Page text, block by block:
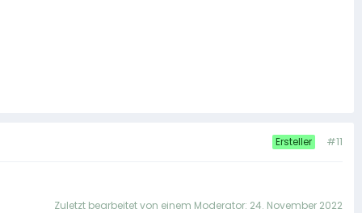
Ersteller #11
Zuletzt bearbeitet von einem Moderator: 24. November 2022